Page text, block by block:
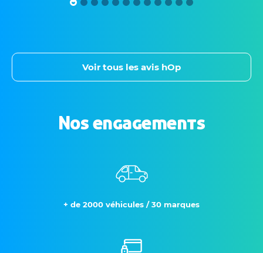
Voir tous les avis hOp
Nos engagements
+ de 2000 véhicules / 30 marques